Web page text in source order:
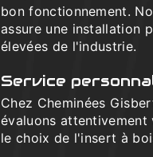
bon fonctionnement.
assure une installation
élevées de l'industrie.
Service
Chez Cheminées
évaluons attentivement
le choix de l'insert à